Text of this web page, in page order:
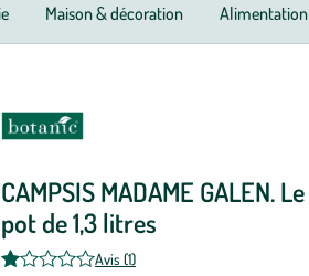
Maison & décoration Alimentation
CAMPSIS MADAME GALEN. Le
pot de 1,3 litres
Avis (1)